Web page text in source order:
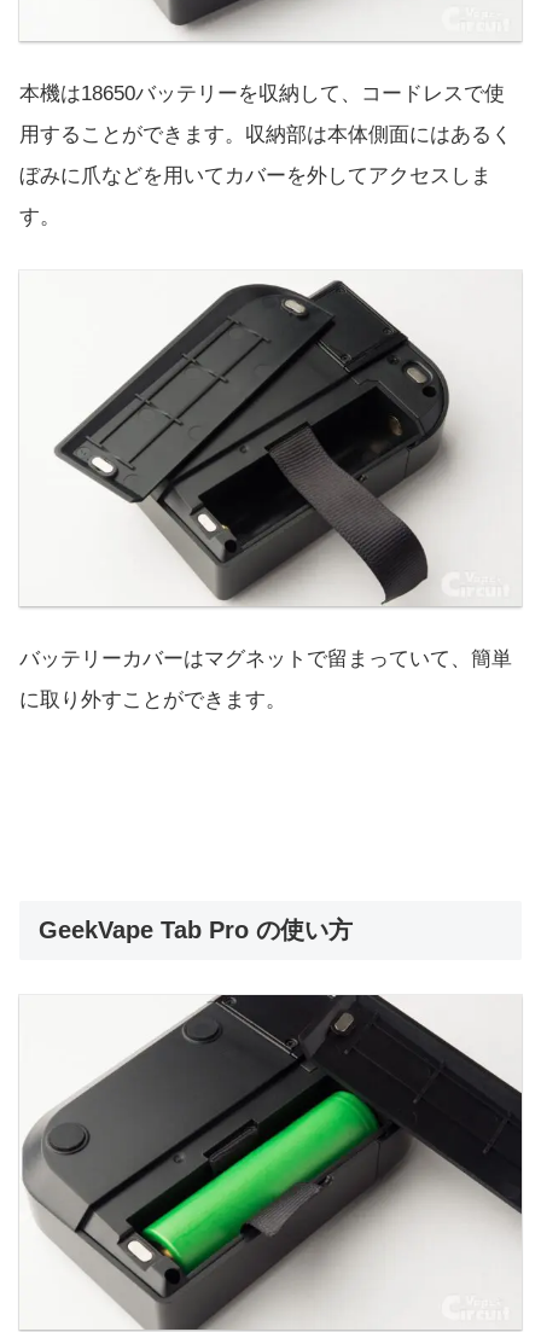
本機は18650バッテリーを収納して、コードレスで使
用することができます。収納部は本体側面にはあるく
ぼみに爪などを用いてカバーを外してアクセスしま
す。
バッテリーカバーはマグネットで留まっていて、簡単
に取り外すことができます。
GeekVape Tab Pro の使い方